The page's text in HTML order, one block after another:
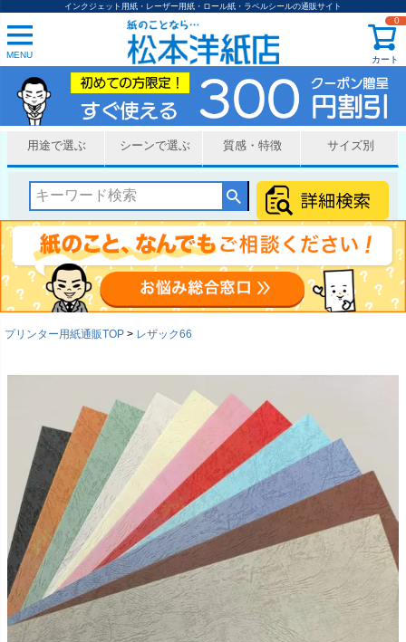
インクジェット用紙・レーザー用紙・ロール紙・ラベルシールの通販サイト
MENU カート
0
用途で選ぶ シーンで選ぶ 質感・特徴 サイズ別
プリンター用紙通販TOP レザック66